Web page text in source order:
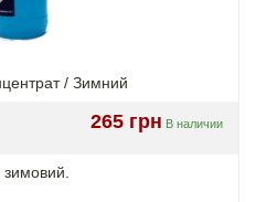
/ Зимний
265 грн В наличии